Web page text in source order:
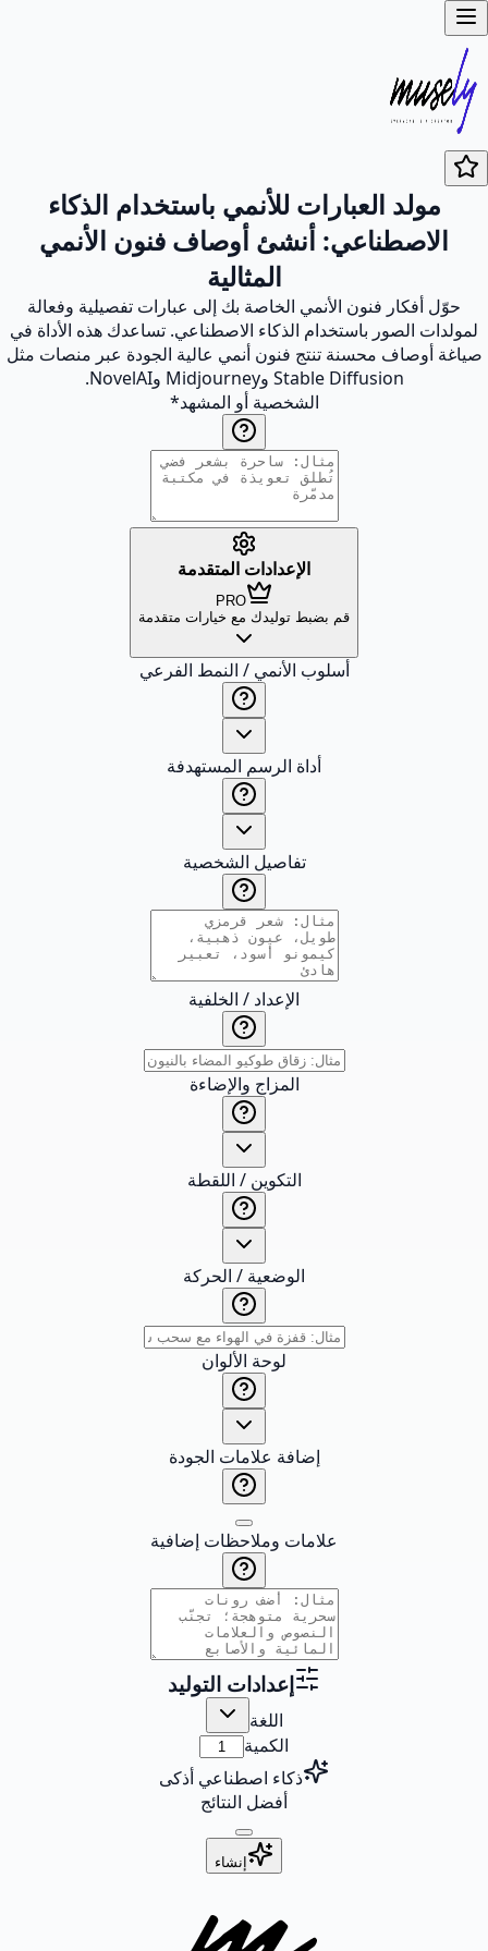
مولد العبارات للأنمي باستخدام الذكاء
الاصطناعي: أنشئ أوصاف فنون الأنمي
المثالية
حوّل أفكار فنون الأنمي الخاصة بك إلى عبارات تفصيلية وفعالة
لمولدات الصور باستخدام الذكاء الاصطناعي. تساعدك هذه الأداة في
صياغة أوصاف محسنة تنتج فنون أنمي عالية الجودة عبر منصات مثل
Stable Diffusion وMidjourney وNovelAI.
الشخصية أو المشهد*
الإعدادات المتقدمة
PRO
قم بضبط توليدك مع خيارات متقدمة
أسلوب الأنمي / النمط الفرعي
أداة الرسم المستهدفة
تفاصيل الشخصية
الإعداد / الخلفية
المزاج والإضاءة
التكوين / اللقطة
الوضعية / الحركة
لوحة الألوان
إضافة علامات الجودة
علامات وملاحظات إضافية
إعدادات التوليد
اللغة
الكمية
ذكاء اصطناعي أذكى
أفضل النتائج
إنشاء